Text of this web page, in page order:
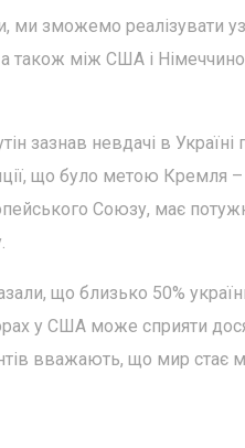
ми зможемо реалізувати
також між США і
зазнав невдачі в Україні
що було метою Кремля –
Союзу, має
що близько 50%
у США може сприяти
вважають, що мир стає